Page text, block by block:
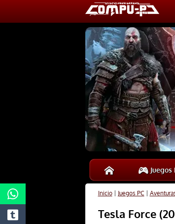
Juegos
Inicio| Juegos PC |
Tesla Force